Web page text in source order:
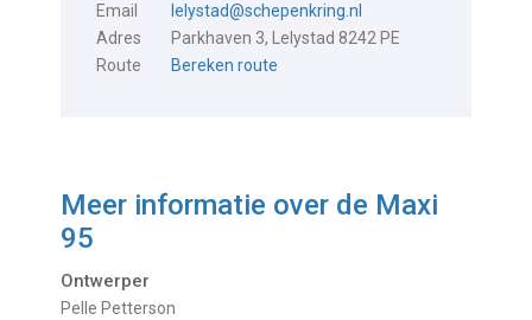
Email
lelystad@schepenkring.nl
Adres
Parkhaven 3, Lelystad 8242 PE
Route
Bereken route
Meer informatie over de Maxi
95
Ontwerper
Pelle Petterson